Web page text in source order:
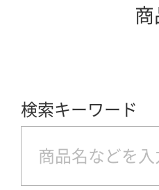
検索キーワード